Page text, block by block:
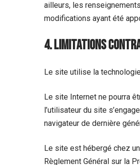
ailleurs, les
modifications ayant été
4. Limitations
Le site utilise la
Le site Internet ne pourra
l’utilisateur du site
navigateur de dernière
Le site est hébergé chez
Règlement Général sur la